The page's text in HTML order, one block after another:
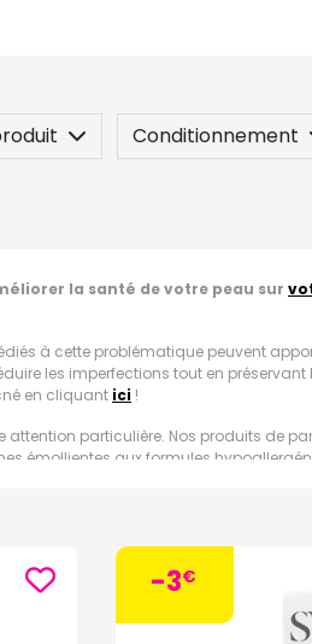
Conditionnement
la santé de votre peau sur
à cette problématique peuvent
les imperfections tout en préservant
en cliquant ici !
attention particulière. Nos produits de
émollientes aux formules
formulés spécifiquement pour apaiser
être un défi, mais nos produits de
le teint, réduisant progressivement
-3€